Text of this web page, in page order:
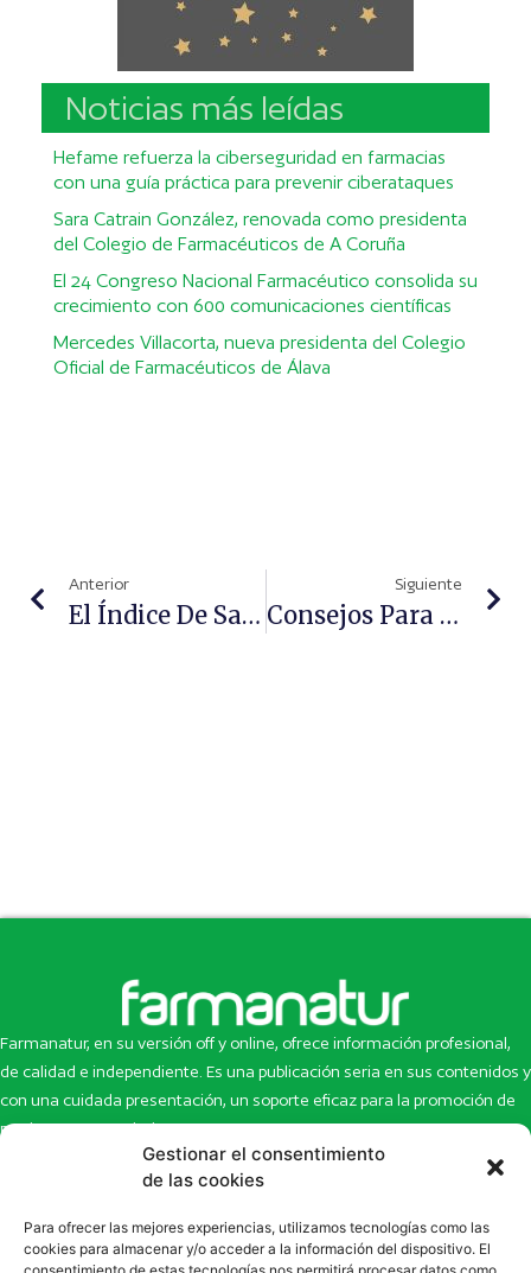
Gestionar el consentimiento
de las cookies
Para ofrecer las mejores experiencias, utilizamos tecnologías como las
cookies para almacenar y/o acceder a la información del dispositivo. El
Noticias más leídas
Hefame refuerza la ciberseguridad en farmacias
con una guía práctica para prevenir ciberataques
Sara Catrain González, renovada como presidenta
del Colegio de Farmacéuticos de A Coruña
El 24 Congreso Nacional Farmacéutico consolida su
crecimiento con 600 comunicaciones científicas
Mercedes Villacorta, nueva presidenta del Colegio
Oficial de Farmacéuticos de Álava
Anterior
El Índice De Satisfacción De Los Consumidores De AOKlabs Se Sitúa Por Encima Del 85%
Siguiente
Consejos Para Una Correcta Higiene Íntima Femenina
Farmanatur, en su versión off y online, ofrece información profesional,
de calidad e independiente. Es una publicación seria en sus contenidos y
con una cuidada presentación, un soporte eficaz para la promoción de
productos y novedades.
Inicio
Newsletter
Eco Multimedia
Artículos
Escaparate